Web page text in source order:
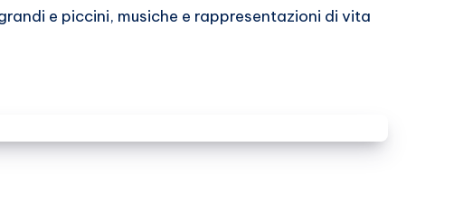
e piccini, musiche e rappresentazioni di vita